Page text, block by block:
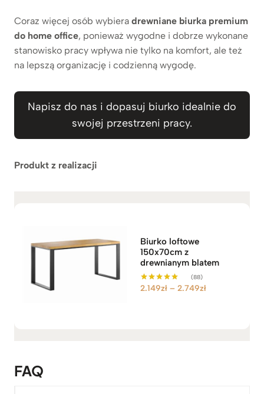
Coraz więcej osób wybiera drewniane biurka premium
do home office, ponieważ wygodne i dobrze wykonane
stanowisko pracy wpływa nie tylko na komfort, ale też
na lepszą organizację i codzienną wygodę.
Napisz do nas i dopasuj biurko idealnie do
swojej przestrzeni pracy.
Produkt z realizacji
Biurko loftowe
150x70cm z
drewnianym blatem
Oceniono
(88)
2.149zł – 2.749złZ
FAQ